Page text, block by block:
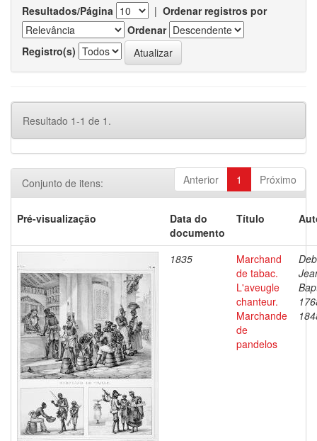
Resultados/Página | Ordenar registros por
Ordenar
Registro(s)
Resultado 1-1 de 1.
Anterior 1 Próximo
Conjunto de itens:
Pré-visualização
Data do
documento
Título
1835
Marchand
de tabac.
L'aveugle
chanteur.
Marchande
de
pandelos